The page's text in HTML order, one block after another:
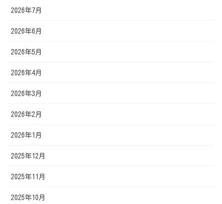
2026年7月
2026年6月
2026年5月
2026年4月
2026年3月
2026年2月
2026年1月
2025年12月
2025年11月
2025年10月